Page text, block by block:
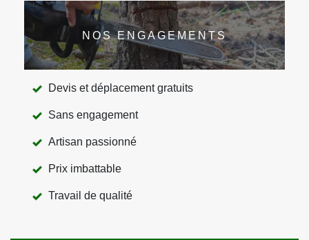
NOS ENGAGEMENTS
Devis et déplacement gratuits
Sans engagement
Artisan passionné
Prix imbattable
Travail de qualité